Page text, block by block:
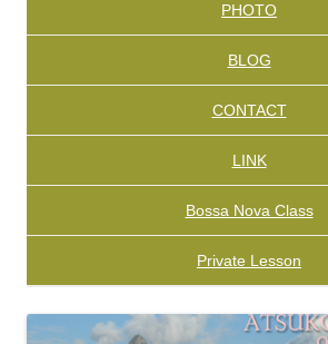
PHOTO
BLOG
CONTACT
LINK
Bossa Nova Class
Private Lesson